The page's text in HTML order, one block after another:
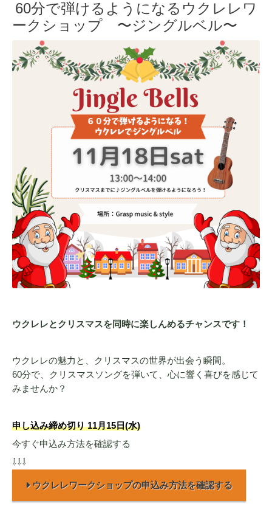
60分で弾けるようになるウクレレワ
ークショップ 〜ジングルベル〜
ウクレレとクリスマスを同時に楽しんめるチャンスです！
ウクレレの魅力と、クリスマスの世界が出会う瞬間。
60分で、クリスマスソングを弾いて、心に響く喜びを感じて
みませんか？
申し込み締め切り 11月15日(水)
今すぐ申込み方法を確認する
⇩⇩⇩
ウクレレワークショップの申込み方法を確認する